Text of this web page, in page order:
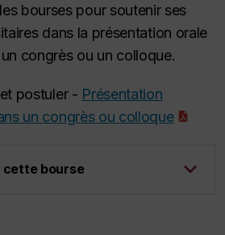
bourses pour soutenir ses
dans la présentation orale
congrès ou un colloque.
postuler - Présentation
un congrès ou colloque
cette bourse